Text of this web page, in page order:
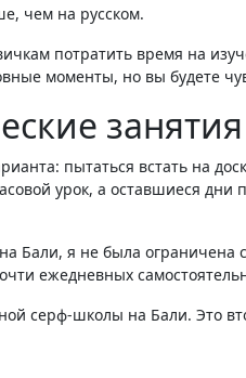
чем на русском.
потратить время на
моменты, но вы будете
занятия
пытаться встать на
урок, а оставшиеся
Бали, я не была
ежедневных
серф-школы на Бали. Это